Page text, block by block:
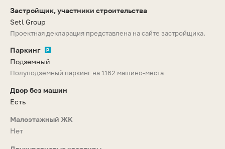
Застройщик, участники строительства
Setl Group
Проектная декларация представлена на сайте застройщика.
Паркинг
Подземный
Полуподземный паркинг на 1162 машино-места
Двор без машин
Есть
Малоэтажный ЖК
Нет